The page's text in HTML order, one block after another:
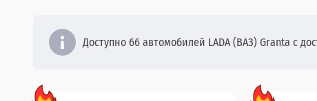
Доступно 66 автомобилей LADA (ВАЗ) Granta с